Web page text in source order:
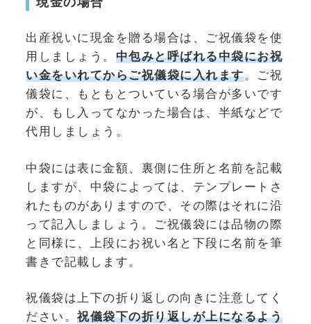
出産祝いに現金を贈る場合は、ご祝儀袋を使
用しましょう。 中包みと呼ばれる中袋にお祝
い金をいれてからご祝儀袋に入れます。ご祝
儀袋に、もともとついている場合が多いです
が、もし入ってなかった場合は、半紙などで
代用しましょう。
中袋には表に金額、裏側に住所と名前を記載
しますが、中袋によっては、テンプレートさ
れたものがありますので、その際はそれに沿
って記入しましょう。ご祝儀袋には品物の際
と同様に、上段にお祝い名と下段に名前を筆
書きで記載します。
祝儀袋は上下の折り返しの向きに注意してく
ださい。 祝儀袋下の折り返しが上になるよう